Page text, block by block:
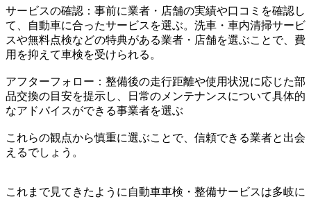
サービスの確認：事前に業者・店舗の実績や口コミを確認し
て、自動車に合ったサービスを選ぶ。洗車・車内清掃サービ
スや無料点検などの特典がある業者・店舗を選ぶことで、費
用を抑えて車検を受けられる。
アフターフォロー：整備後の走行距離や使用状況に応じた部
品交換の目安を提示し、日常のメンテナンスについて具体的
なアドバイスができる事業者を選ぶ
これらの観点から慎重に選ぶことで、信頼できる業者と出会
えるでしょう。
これまで見てきたように自動車車検・整備サービスは多岐に